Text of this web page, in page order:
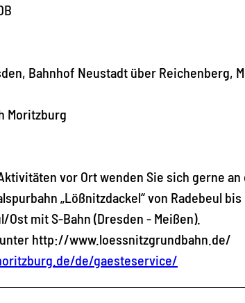
Bahnhof Neustadt über Reichenberg,
Moritzburg
vor Ort wenden Sie sich gerne
„Lößnitzdackel“ von Radebeul
mit S-Bahn (Dresden - Meißen).
http://www.loessnitzgrundbahn.de/
de/gaesteservice/